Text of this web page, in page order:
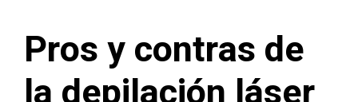
Pros y contras de